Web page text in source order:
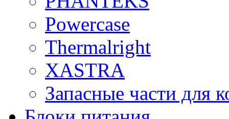
Powercase
Thermalright
XASTRA
Запасные части для